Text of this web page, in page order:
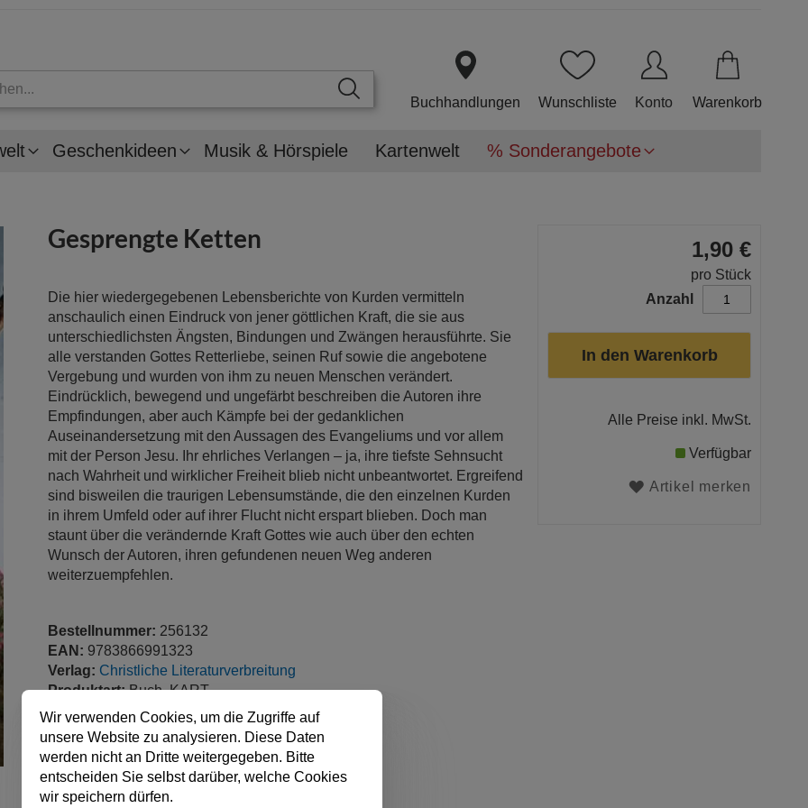
Buchhandlungen Wunschliste Konto Warenkorb
Geschenkideen Musik & Hörspiele Kartenwelt % Sonderangebote
Gesprengte Ketten
Die hier wiedergegebenen Lebensberichte von Kurden vermitteln
anschaulich einen Eindruck von jener göttlichen Kraft, die sie aus
unterschiedlichsten Ängsten, Bindungen und Zwängen herausführte. Sie
alle verstanden Gottes Retterliebe, seinen Ruf sowie die angebotene
Vergebung und wurden von ihm zu neuen Menschen verändert.
Eindrücklich, bewegend und ungefärbt beschreiben die Autoren ihre
Empfindungen, aber auch Kämpfe bei der gedanklichen
Auseinandersetzung mit den Aussagen des Evangeliums und vor allem
mit der Person Jesu. Ihr ehrliches Verlangen – ja, ihre tiefste Sehnsucht
nach Wahrheit und wirklicher Freiheit blieb nicht unbeantwortet. Ergreifend
sind bisweilen die traurigen Lebensumstände, die den einzelnen Kurden
in ihrem Umfeld oder auf ihrer Flucht nicht erspart blieben. Doch man
staunt über die verändernde Kraft Gottes wie auch über den echten
Wunsch der Autoren, ihren gefundenen neuen Weg anderen
weiterzuempfehlen.
Bestellnummer: 256132
EAN: 9783866991323
Verlag: Christliche Literaturverbreitung
Produktart:Buch, KART
Einbandart:
Softcover
Auflage: 2
Sprache: Deutsch
Seitenzahl:128 Seiten
veröffentlicht: 08.04.2024
1,90 €
pro Stück
Anzahl
In den Warenkorb
Alle Preise inkl. MwSt.
Verfügbar
Artikel merken
Wir verwenden Cookies, um die Zugriffe auf
unsere Website zu analysieren. Diese Daten
werden nicht an Dritte weitergegeben. Bitte
entscheiden Sie selbst darüber, welche Cookies
wir speichern dürfen.